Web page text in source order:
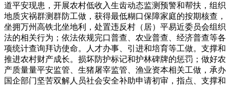
道平安现患，开展农村低收入生齿动态监测预警和帮扶，组织
地质灾祸群测群防工做，获得最低糊口保障家庭的按期核查，
坐拥万州高铁北坐地利，处置违反村（居）平易近委员会组织
法的相关行为；依法依规完口普查、农业普查、经济普查等各
项统计查询拜访使命。人才办事、引进和培育等工做。支撑和
推进农村财产成长。损坏防护标记和护林碑牌的惩罚；做好农
产质量量平安监管、生猪屠宰监管、渔业资本相关工做，承办
国企部门坚苦双解人员社会安全补助申请初审，指点、支撑和